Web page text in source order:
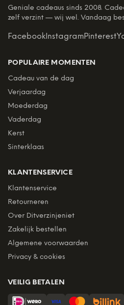
Geniale cadeaus sinds 2008.
zelf verzint — wij wel. Vandaag
Facebook InstagramPinterest
POPULAIRE MOMENTEN
Cadeau van de dag
Verjaardag
Moederdag
Vaderdag
Kerst
Sinterklaas
KLANTENSERVICE
Klantenservice
Retourneren
Over Ditverzinjeniet
Zakelijk bestellen
Algemene voorwaarden
Privacy & cookies
VEILIG BETALEN